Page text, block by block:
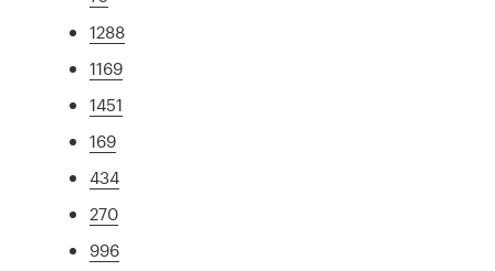
1288
1169
1451
169
434
270
996